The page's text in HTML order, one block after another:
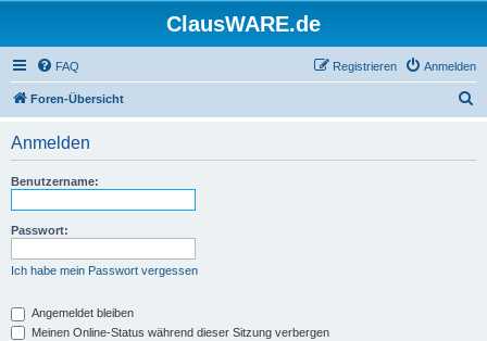
ClausWARE.de
FAQ Anmelden
Registrieren
Foren-Übersicht
Anmelden
Benutzername:
Passwort:
Ich habe mein Passwort vergessen
Angemeldet bleiben
Meinen Online-Status während dieser Sitzung verbergen